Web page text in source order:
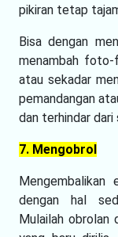
pikiran tetap
Bisa dengan
menambah
atau sekadar
pemandangan
dan terhindar dari
7. Mengobrol
Mengembalikan
dengan hal
Mulailah obrolan